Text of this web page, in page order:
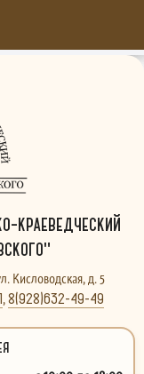
краеведческий
Кисловодская, д. 5
,8(928)632-49-49